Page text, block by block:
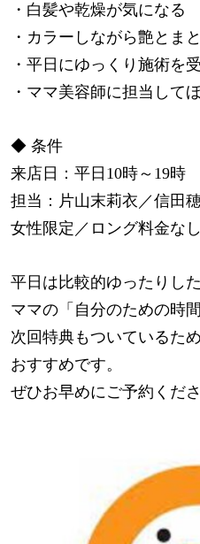
・白髪や乾燥が気になる
・カラーしながら艶とま
・平日にゆっくり施術を
・ママ美容師に担当して
◆ 条件
来店日：平日10時～19時
担当：片山末莉衣／信田
女性限定／ロング料金な
平日は比較的ゆったりし
ママの「自分のための時
次回特典もついているた
おすすめです。
ぜひお早めにご予約くださ